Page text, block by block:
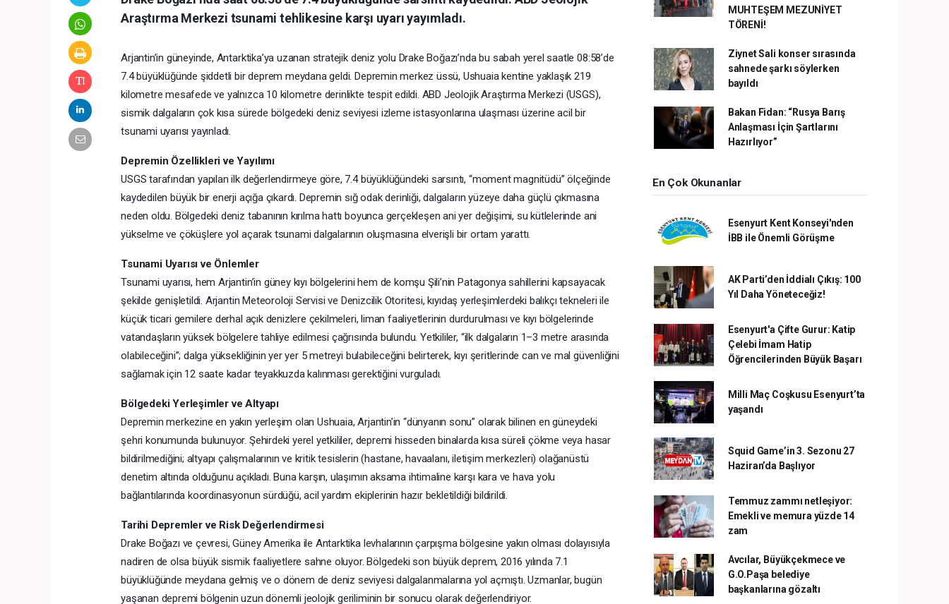
Araştırma Merkezi tsunami tehlikesine karşı uyarı yayımladı.
Arjantin’in güneyinde, Antarktika’ya uzanan stratejik deniz yolu Drake Boğazı’nda bu sabah yerel saatle 08:58’de
7.4 büyüklüğünde şiddetli bir deprem meydana geldi. Depremin merkez üssü, Ushuaia kentine yaklaşık 219
kilometre mesafede ve yalnızca 10 kilometre derinlikte tespit edildi. ABD Jeolojik Araştırma Merkezi (USGS),
sismik dalgaların çok kısa sürede bölgedeki deniz seviyesi izleme istasyonlarına ulaşması üzerine acil bir
tsunami uyarısı yayınladı.
Depremin Özellikleri ve Yayılımı
USGS tarafından yapılan ilk değerlendirmeye göre, 7.4 büyüklüğündeki sarsıntı, “moment magnitüdü” ölçeğinde
kaydedilen büyük bir enerji açığa çıkardı. Depremin sığ odak derinliği, dalgaların yüzeye daha güçlü çıkmasına
neden oldu. Bölgedeki deniz tabanının kırılma hattı boyunca gerçekleşen ani yer değişimi, su kütlelerinde ani
yükselme ve çöküşlere yol açarak tsunami dalgalarının oluşmasına elverişli bir ortam yarattı.
Tsunami Uyarısı ve Önlemler
Tsunami uyarısı, hem Arjantin’in güney kıyı bölgelerini hem de komşu Şili’nin Patagonya sahillerini kapsayacak
şekilde genişletildi. Arjantin Meteoroloji Servisi ve Denizcilik Otoritesi, kıyıdaş yerleşimlerdeki balıkçı tekneleri ile
küçük ticari gemilere derhal açık denizlere çekilmeleri, liman faaliyetlerinin durdurulması ve kıyı bölgelerinde
vatandaşların yüksek bölgelere tahliye edilmesi çağrısında bulundu. Yetkililer, “ilk dalgaların 1–3 metre arasında
olabileceğini”; dalga yüksekliğinin yer yer 5 metreyi bulabileceğini belirterek, kıyı şeritlerinde can ve mal güvenliğini
sağlamak için 12 saate kadar teyakkuzda kalınması gerektiğini vurguladı.
Bölgedeki Yerleşimler ve Altyapı
Depremin merkezine en yakın yerleşim olan Ushuaia, Arjantin’in “dünyanın sonu” olarak bilinen en güneydeki
şehri konumunda bulunuyor. Şehirdeki yerel yetkililer, depremi hisseden binalarda kısa süreli çökme veya hasar
bildirilmediğini; altyapı çalışmalarının ve kritik tesislerin (hastane, havaalanı, iletişim merkezleri) olağanüstü
denetim altında olduğunu açıkladı. Buna karşın, ulaşımın aksama ihtimaline karşı kara ve hava yolu
bağlantılarında koordinasyonun sürdüğü, acil yardım ekiplerinin hazır bekletildiği bildirildi.
Tarihi Depremler ve Risk Değerlendirmesi
Drake Boğazı ve çevresi, Güney Amerika ile Antarktika levhalarının çarpışma bölgesine yakın olması dolayısıyla
nadiren de olsa büyük sismik faaliyetlere sahne oluyor. Bölgedeki son büyük deprem, 2016 yılında 7.1
büyüklüğünde meydana gelmiş ve o dönem de deniz seviyesi dalgalanmalarına yol açmıştı. Uzmanlar, bugün
yaşanan depremi bölgenin uzun dönemli jeolojik geriliminin bir sonucu olarak değerlendiriyor.
MUHTEŞEM MEZUNİYET
TÖRENİ!
Ziynet Sali konser sırasında
sahnede şarkı söylerken
bayıldı
Bakan Fidan: “Rusya Barış
Anlaşması İçin Şartlarını
Hazırlıyor”
En Çok Okunanlar
Esenyurt Kent Konseyi'nden
İBB ile Önemli Görüşme
AK Parti’den İddialı Çıkış: 100
Yıl Daha Yöneteceğiz!
Esenyurt'a Çifte Gurur: Katip
Çelebi İmam Hatip
Öğrencilerinden Büyük Başarı
Milli Maç Coşkusu Esenyurt’ta
yaşandı
Squid Game’in 3. Sezonu 27
Haziran’da Başlıyor
Temmuz zammı netleşiyor:
Emekli ve memura yüzde 14
zam
Avcılar, Büyükçekmece ve
G.O.Paşa belediye
başkanlarına gözaltı